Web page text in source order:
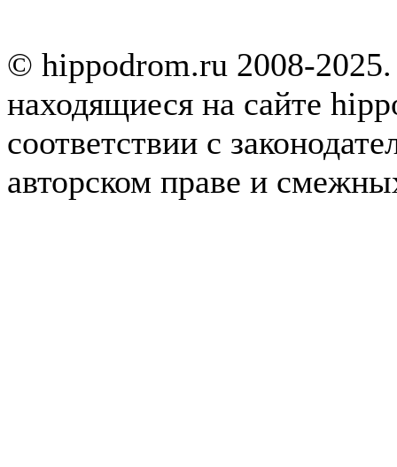
© hippodrom.ru 2008-
находящиеся на сайте
соответствии с
авторском праве и